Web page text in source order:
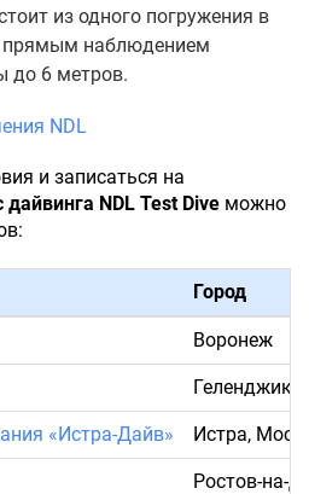
из одного погружения в
прямым наблюдением
до 6 метров.
NDL
и записаться на
NDL Test Dive можно
Город
Воронеж
Геленджик
«Истра-Дайв» Истра,
Ростов-на-